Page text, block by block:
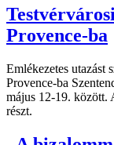
Provence-ba
Emlékezetes utazást
Provence-ba
május 12-19. között.
részt.